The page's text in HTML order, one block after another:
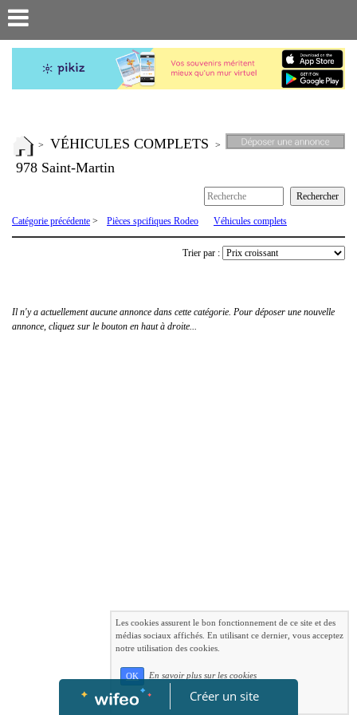
> VÉHICULES COMPLETS >
978 Saint-Martin
Catégorie précédente > Pièces spcifiques Rodeo Véhicules complets
Trier par :
Il n'y a actuellement aucune annonce dans cette catégorie. Pour déposer une nouvelle
annonce, cliquez sur le bouton en haut à droite...
Créer un site
Les cookies assurent le bon fonctionnement de ce site et des
médias sociaux affichés. En utilisant ce dernier, vous acceptez
notre utilisation des cookies.
OK En savoir plus sur les cookies